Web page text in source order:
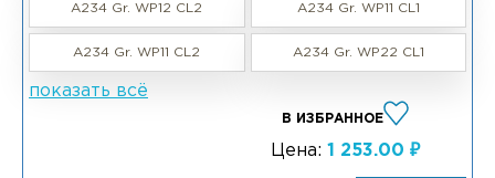
A234 Gr. WP12 CL2 A234 Gr. WP11 CL1
A234 Gr. WP11 CL2 A234 Gr. WP22 CL1
показать всё
В ИЗБРАННОЕ
Цена: 1 253.00 ₽